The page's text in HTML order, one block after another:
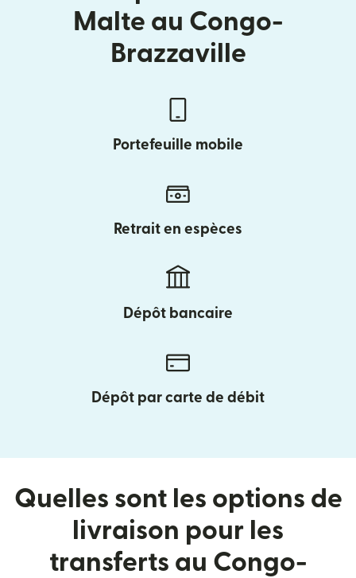
Malte au Congo-
Brazzaville
Portefeuille mobile
Retrait en espèces
Dépôt bancaire
Dépôt par carte de débit
Quelles sont les options de
livraison pour les
transferts au Congo-